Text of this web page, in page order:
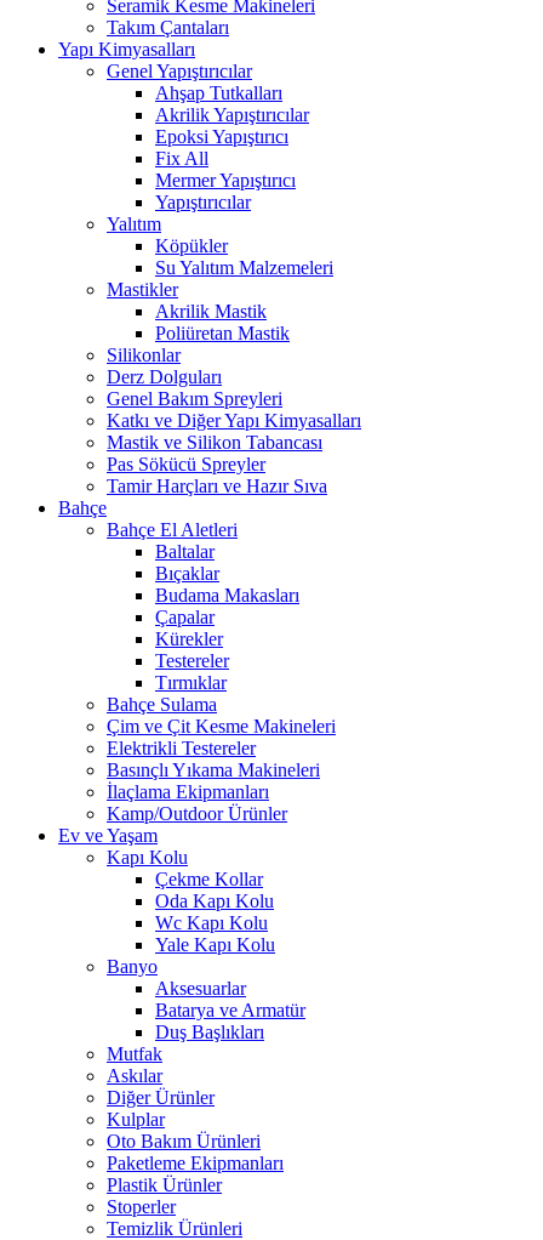
Seramik Kesme Makineleri
Takım Çantaları
Yapı Kimyasalları
Genel Yapıştırıcılar
Ahşap Tutkalları
Akrilik Yapıştırıcılar
Epoksi Yapıştırıcı
Fix All
Mermer Yapıştırıcı
Yapıştırıcılar
Yalıtım
Köpükler
Su Yalıtım Malzemeleri
Mastikler
Akrilik Mastik
Poliüretan Mastik
Silikonlar
Derz Dolguları
Genel Bakım Spreyleri
Katkı ve Diğer Yapı Kimyasalları
Mastik ve Silikon Tabancası
Pas Sökücü Spreyler
Tamir Harçları ve Hazır Sıva
Bahçe
Bahçe El Aletleri
Baltalar
Bıçaklar
Budama Makasları
Çapalar
Kürekler
Testereler
Tırmıklar
Bahçe Sulama
Çim ve Çit Kesme Makineleri
Elektrikli Testereler
Basınçlı Yıkama Makineleri
İlaçlama Ekipmanları
Kamp/Outdoor Ürünler
Ev ve Yaşam
Kapı Kolu
Çekme Kollar
Oda Kapı Kolu
Wc Kapı Kolu
Yale Kapı Kolu
Banyo
Aksesuarlar
Batarya ve Armatür
Duş Başlıkları
Mutfak
Askılar
Diğer Ürünler
Kulplar
Oto Bakım Ürünleri
Paketleme Ekipmanları
Plastik Ürünler
Stoperler
Temizlik Ürünleri